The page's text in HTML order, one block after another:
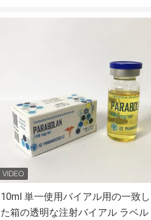
10ml 単一使用バイアル用の一致し
た箱の透明な注射バイアル ラベル